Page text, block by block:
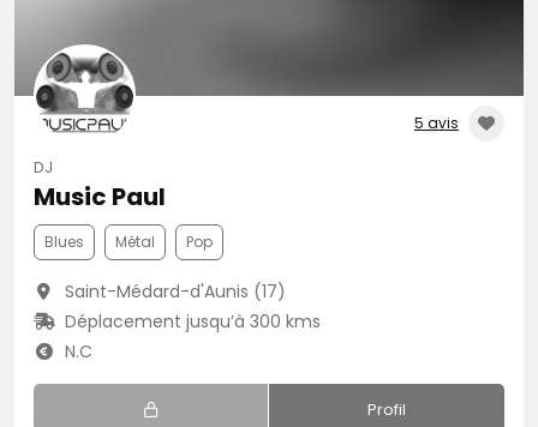
5 avis
DJ
Music Paul
Blues Métal Pop
Saint-Médard-d'Aunis (17)
Déplacement jusqu’à 300 kms
N.C
Profil